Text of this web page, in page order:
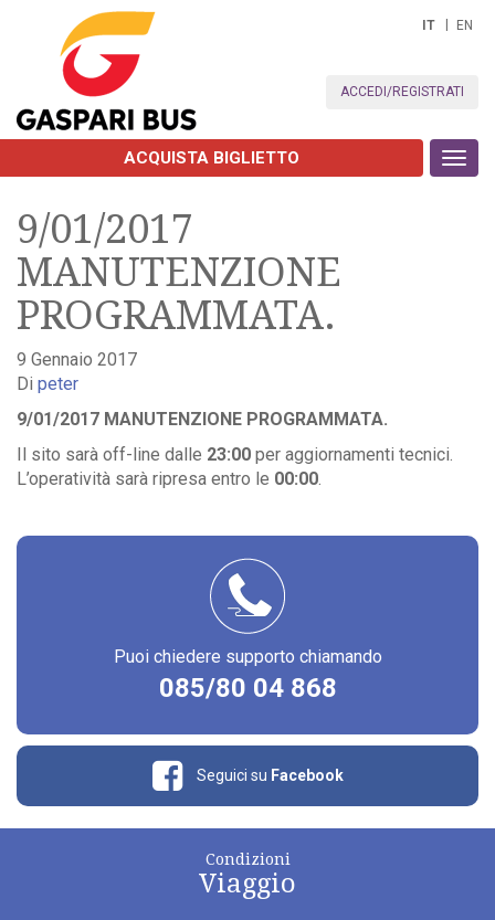
ACCEDI/REGISTRATI
IT EN
ACQUISTA BIGLIETTO
9/01/2017
MANUTENZIONE
PROGRAMMATA.
9 Gennaio 2017
Di peter
9/01/2017 MANUTENZIONE PROGRAMMATA.
Il sito sarà off-line dalle 23:00 per aggiornamenti tecnici.
L’operatività sarà ripresa entro le 00:00.
Puoi chiedere supporto chiamando
085/80 04 868
Seguici su Facebook
Condizioni
Viaggio